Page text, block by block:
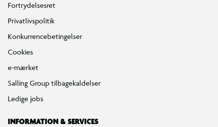
Fortrydelsesret
Privatlivspolitik
Konkurrencebetingelser
Cookies
e-mærket
Salling Group tilbagekaldelser
Ledige jobs
INFORMATION & SERVICES